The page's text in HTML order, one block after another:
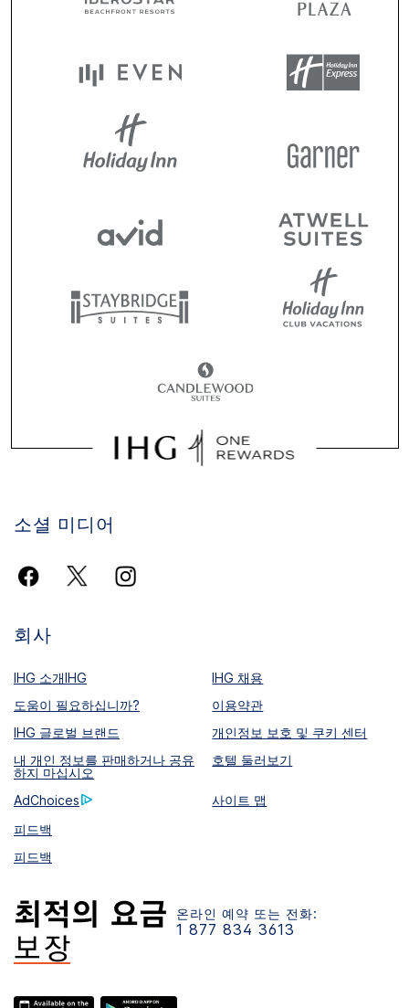
소셜 미디어
회사
IHG 소개IHG
IHG 채용
도움이 필요하십니까?
이용약관
IHG 글로벌 브랜드
개인정보 보호 및 쿠키 센터
내 개인 정보를 판매하거나 공유
하지 마십시오
호텔 둘러보기
AdChoices
사이트 맵
피드백
피드백
온라인 예약 또는 전화:
1 877 834 3613